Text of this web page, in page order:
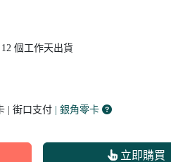
個工作天出貨
| 街口支付 | 銀角零卡
立即購買